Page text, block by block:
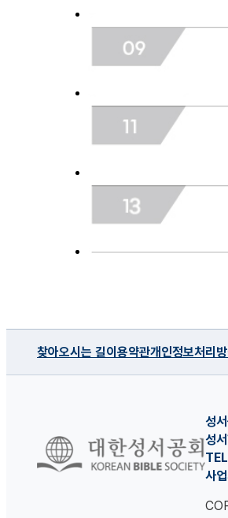
찾아오시는 길이용약관개인정보처리
성
성
사